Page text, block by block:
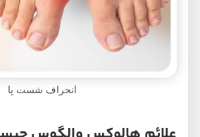
انحراف شست پا